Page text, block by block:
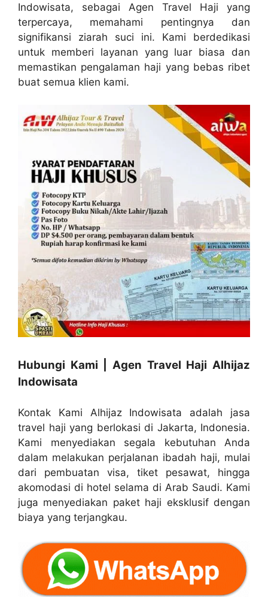
Indowisata, sebagai Agen Travel Haji yang
terpercaya, memahami pentingnya dan
signifikansi ziarah suci ini. Kami berdedikasi
untuk memberi layanan yang luar biasa dan
memastikan pengalaman haji yang bebas ribet
buat semua klien kami.
Hubungi Kami | Agen Travel Haji Alhijaz
Indowisata
Kontak Kami Alhijaz Indowisata adalah jasa
travel haji yang berlokasi di Jakarta, Indonesia.
Kami menyediakan segala kebutuhan Anda
dalam melakukan perjalanan ibadah haji, mulai
dari pembuatan visa, tiket pesawat, hingga
akomodasi di hotel selama di Arab Saudi. Kami
juga menyediakan paket haji eksklusif dengan
biaya yang terjangkau.